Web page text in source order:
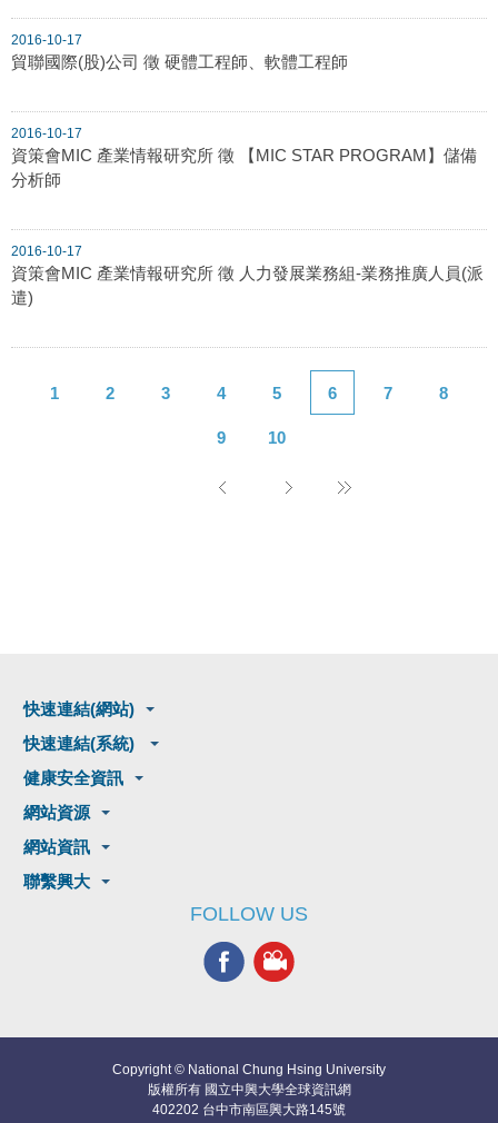
2016-10-17
貿聯國際(股)公司 徵 硬體工程師、軟體工程師
2016-10-17
資策會MIC 產業情報研究所 徵 【MIC STAR PROGRAM】儲備
分析師
2016-10-17
資策會MIC 產業情報研究所 徵 人力發展業務組-業務推廣人員(派
遣)
1 2 3 4 5 6 7 8
9 10
快速連結(網站)
快速連結(系統)
健康安全資訊
網站資源
網站資訊
聯繫興大
FOLLOW US
Copyright © National Chung Hsing University
版權所有 國立中興大學全球資訊網
402202 台中市南區興大路145號